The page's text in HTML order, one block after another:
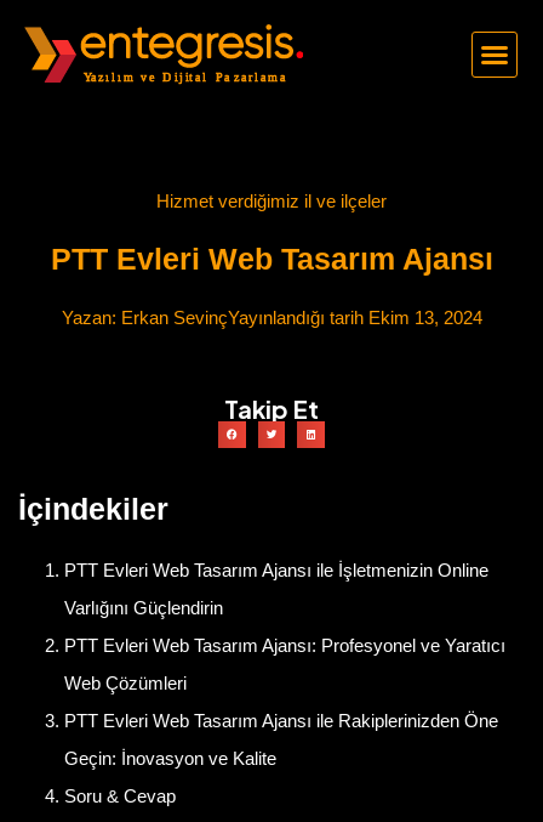
Hizmet verdiğimiz il ve ilçeler
PTT Evleri Web Tasarım Ajansı
Yazan: Erkan SevinçYayınlandığı tarihEkim 13, 2024
Takip Et
İçindekiler
PTT Evleri Web Tasarım Ajansı ile İşletmenizin Online
Varlığını Güçlendirin
PTT Evleri Web Tasarım Ajansı: Profesyonel ve Yaratıcı
Web Çözümleri
PTT Evleri Web Tasarım Ajansı ile Rakiplerinizden Öne
Geçin: İnovasyon ve Kalite
Soru & Cevap